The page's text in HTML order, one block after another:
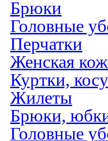
Брюки
Головные
Перчатки
Женская
Куртки,
Жилеты
Брюки,
Головные